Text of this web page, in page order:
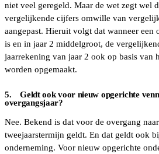
niet veel geregeld. Maar de wet zegt wel
vergelijkende cijfers omwille van
aangepast. Hieruit volgt dat wanneer
is en in jaar 2 middelgroot, de
jaarrekening van jaar 2 ook op basis van
worden opgemaakt.
5. Geldt ook voor nieuw opgerichte
overgangsjaar?
Nee. Bekend is dat voor de overgang
tweejaarstermijn geldt. En dat geldt ook
onderneming. Voor nieuw opgerichte